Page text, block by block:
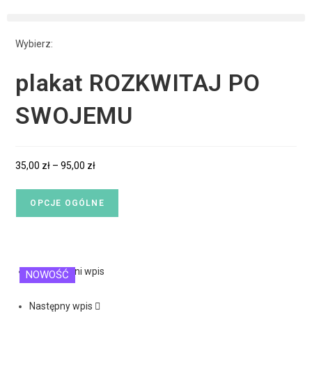
Wybierz:
plakat ROZKWITAJ PO
SWOJEMU
35,00 zł – 95,00 zł
OPCJE OGÓLNE
Poprzedni wpis
Następny wpis
NOWOŚĆ
NOWOŚĆ